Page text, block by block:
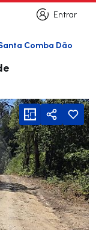
Entrar
Entrar
Comba Dão
viewFloorPlan
Partilhar